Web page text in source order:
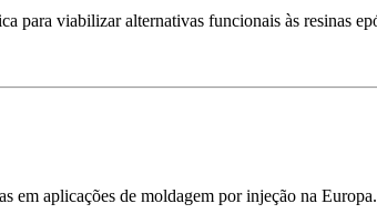
para viabilizar alternativas funcionais às resinas
em aplicações de moldagem por injeção na Europa.